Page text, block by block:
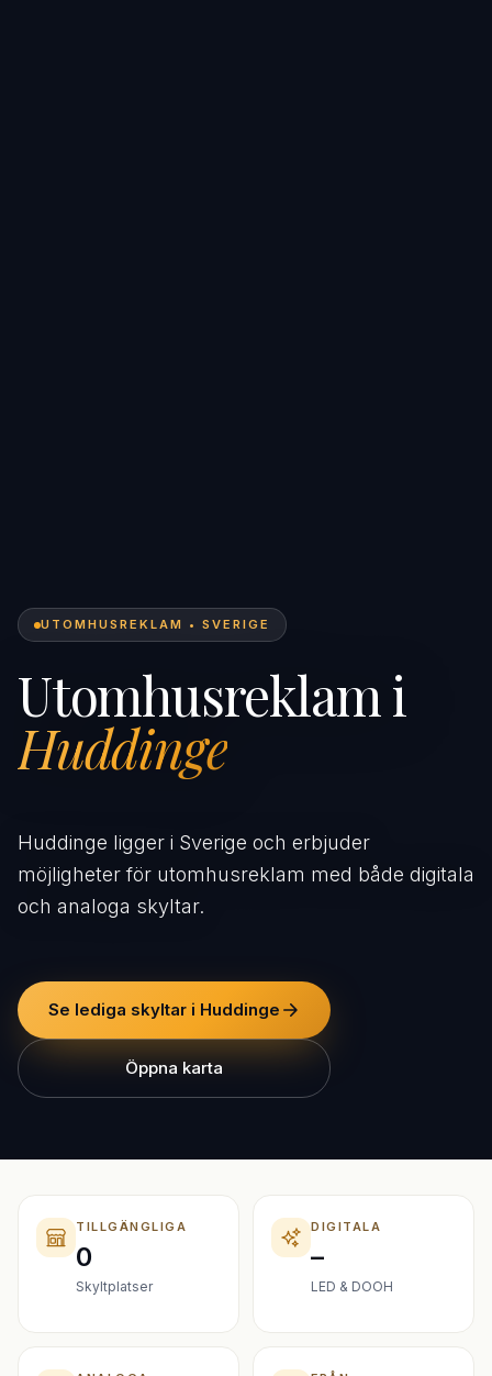
UTOMHUSREKLAM • SVERIGE
Utomhusreklam i
Huddinge
Huddinge ligger i Sverige och erbjuder
möjligheter för utomhusreklam med både digitala
och analoga skyltar.
Se lediga skyltar i Huddinge
Öppna karta
TILLGÄNGLIGA
0
Skyltplatser
DIGITALA
–
LED & DOOH